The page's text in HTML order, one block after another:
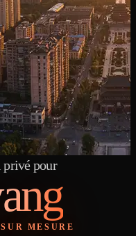
privé pour
MESURE